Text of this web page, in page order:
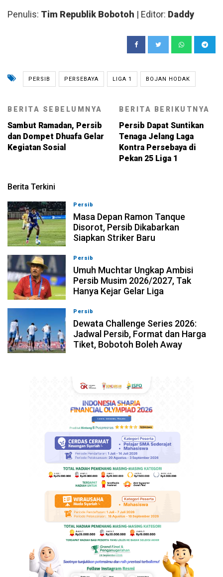
Penulis: Tim Republik Bobotoh | Editor: Daddy
PERSIB PERSEBAYA LIGA 1 BOJAN HODAK
BERITA SEBELUMNYA
Sambut Ramadan, Persib
dan Dompet Dhuafa Gelar
Kegiatan Sosial
BERITA BERIKUTNYA
Persib Dapat Suntikan
Tenaga Jelang Laga
Kontra Persebaya di
Pekan 25 Liga 1
Berita Terkini
Persib
Masa Depan Ramon Tanque
Disorot, Persib Dikabarkan
Siapkan Striker Baru
Persib
Umuh Muchtar Ungkap Ambisi
Persib Musim 2026/2027, Tak
Hanya Kejar Gelar Liga
Persib
Dewata Challenge Series 2026:
Jadwal Persib, Format dan Harga
Tiket, Bobotoh Boleh Away